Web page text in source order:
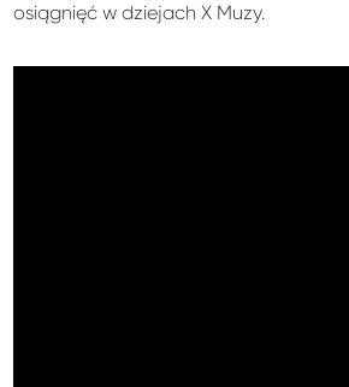
osiągnięć w dziejach X Muzy.